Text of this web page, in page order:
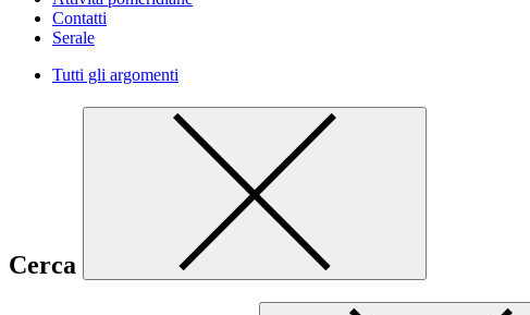
Contatti
Serale
Tutti gli argomenti
Cerca